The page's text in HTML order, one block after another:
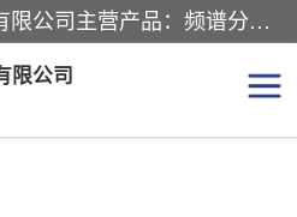
深圳市捷威信电子仪器有限公司主营产品：频谱分析仪.信号发生器.网络分析仪.音频分析仪，示波器，电源，音频分析仪。综合测试仪。蓝牙测试仪等
公司